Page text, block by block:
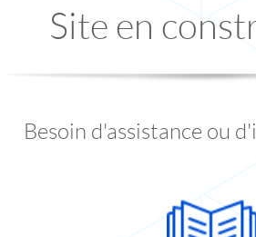
Site en
Besoin d'assistance ou